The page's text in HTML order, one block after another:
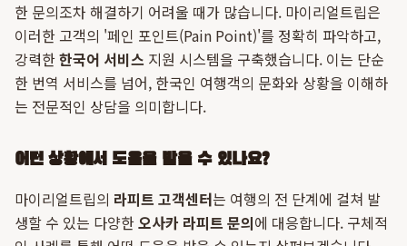
한 문의조차 해결하기 어려울 때가 많습니다. 마이리얼트립은
이러한 고객의 '페인 포인트(Pain Point)'를 정확히 파악하고,
강력한한국어 서비스 지원 시스템을 구축했습니다. 이는 단순
한 번역 서비스를 넘어, 한국인 여행객의 문화와 상황을 이해하
는 전문적인 상담을 의미합니다.
어떤 상황에서 도움을 받을 수 있나요?
마이리얼트립의 라피트 고객센터는 여행의 전 단계에 걸쳐 발
생할 수 있는 다양한오사카 라피트 문의에 대응합니다. 구체적